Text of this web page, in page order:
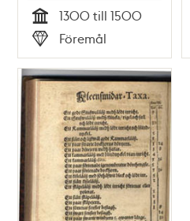
Tid
1300 till 1500
Typ
Föremål